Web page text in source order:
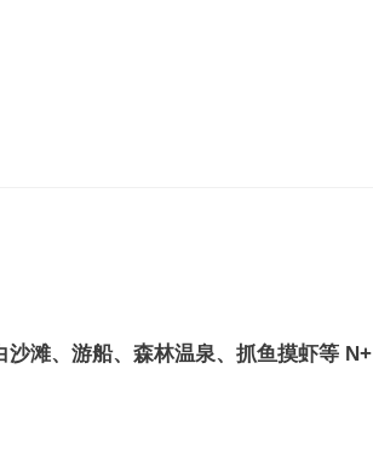
滩、游船、森林温泉、抓鱼摸虾等 N+